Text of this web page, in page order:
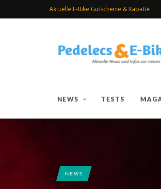
Aktuelle E-Bike Gutscheine & Rabatte
NEWS TESTS
NEWS